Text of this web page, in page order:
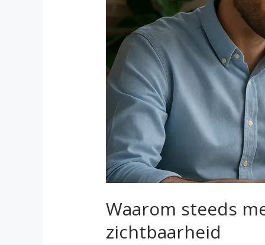
Waarom steeds
zichtbaarheid
zichtbaarheid